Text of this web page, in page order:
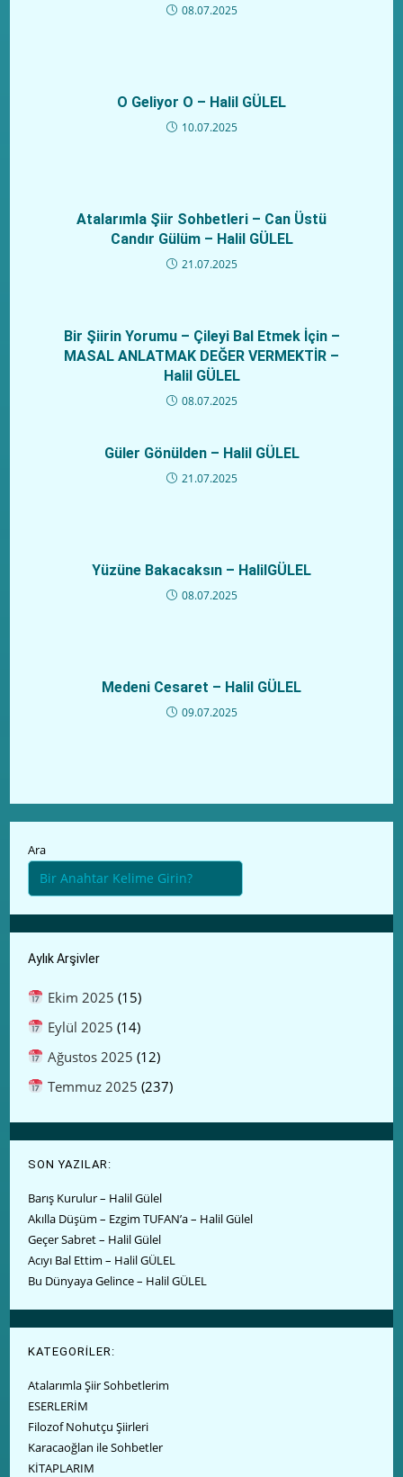
08.07.2025
O Geliyor O – Halil GÜLEL
10.07.2025
Atalarımla Şiir Sohbetleri – Can Üstü
Candır Gülüm – Halil GÜLEL
21.07.2025
Bir Şiirin Yorumu – Çileyi Bal Etmek İçin –
MASAL ANLATMAK DEĞER VERMEKTİR –
Halil GÜLEL
08.07.2025
Güler Gönülden – Halil GÜLEL
21.07.2025
Yüzüne Bakacaksın – HalilGÜLEL
08.07.2025
Medeni Cesaret – Halil GÜLEL
09.07.2025
Ara
Aylık Arşivler
Ekim 2025 (15)
Eylül 2025 (14)
Ağustos 2025 (12)
Temmuz 2025 (237)
SON YAZILAR:
Barış Kurulur – Halil Gülel
Akılla Düşüm – Ezgim TUFAN’a – Halil Gülel
Geçer Sabret – Halil Gülel
Acıyı Bal Ettim – Halil GÜLEL
Bu Dünyaya Gelince – Halil GÜLEL
KATEGORİLER:
Atalarımla Şiir Sohbetlerim
ESERLERİM
Filozof Nohutçu Şiirleri
Karacaoğlan ile Sohbetler
KİTAPLARIM